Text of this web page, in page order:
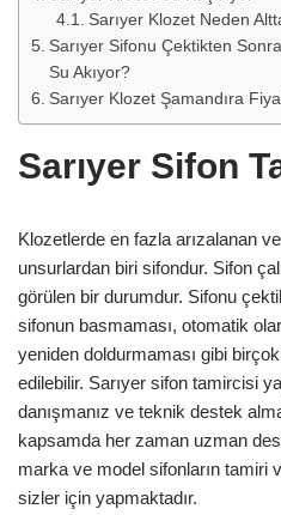
Sarıyer Klozet Neden
Sarıyer Sifonu Çektikten
Su Akıyor?
Sarıyer Klozet Şamandıra
Sarıyer Sifon
Klozetlerde en fazla arızalanan
unsurlardan biri sifondur. Sifon
görülen bir durumdur. Sifonu
sifonun basmaması, otomatik
yeniden doldurmaması gibi
edilebilir. Sarıyer sifon tamircisi
danışmanız ve teknik destek
kapsamda her zaman uzman
marka ve model sifonların tamiri
sizler için yapmaktadır.